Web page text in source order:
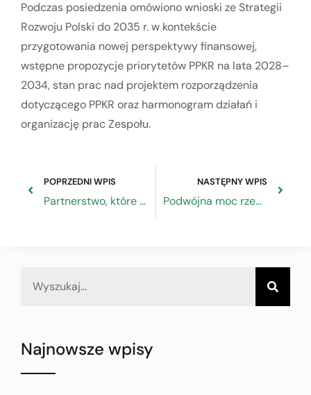
Podczas posiedzenia omówiono wnioski ze Strategii
Rozwoju Polski do 2035 r. w kontekście
przygotowania nowej perspektywy finansowej,
wstępne propozycje priorytetów PPKR na lata 2028–
2034, stan prac nad projektem rozporządzenia
dotyczącego PPKR oraz harmonogram działań i
organizację prac Zespołu.
POPRZEDNI WPIS
Partnerstwo, które buduje przyszłość rzemiosła
NASTĘPNY WPIS
Podwójna moc rzemiosła: Dlaczego Polska potrzebuje strategii „Dual-Use”
Najnowsze wpisy